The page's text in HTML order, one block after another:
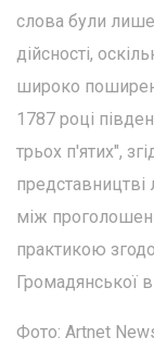
слова були
дійсності,
широко
1787 році
трьох п'ятих",
представництві
між
практикою
Громадянської
Фото: Artnet